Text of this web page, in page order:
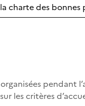
charte des
pendant
les critères